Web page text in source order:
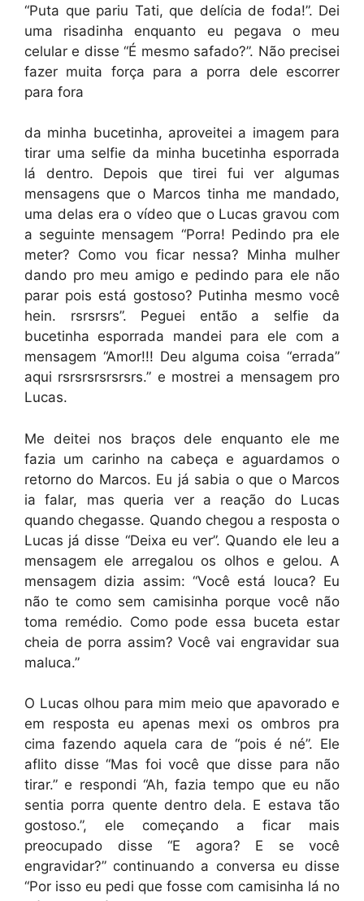
“Puta que pariu Tati, que delícia de foda!”. Dei
uma risadinha enquanto eu pegava o meu
celular e disse “É mesmo safado?”. Não precisei
fazer muita força para a porra dele escorrer
para fora
da minha bucetinha, aproveitei a imagem para
tirar uma selfie da minha bucetinha esporrada
lá dentro. Depois que tirei fui ver algumas
mensagens que o Marcos tinha me mandado,
uma delas era o vídeo que o Lucas gravou com
a seguinte mensagem “Porra! Pedindo pra ele
meter? Como vou ficar nessa? Minha mulher
dando pro meu amigo e pedindo para ele não
parar pois está gostoso? Putinha mesmo você
hein. rsrsrsrs”. Peguei então a selfie da
bucetinha esporrada mandei para ele com a
mensagem “Amor!!! Deu alguma coisa “errada”
aqui rsrsrsrsrsrsrs.” e mostrei a mensagem pro
Lucas.
Me deitei nos braços dele enquanto ele me
fazia um carinho na cabeça e aguardamos o
retorno do Marcos. Eu já sabia o que o Marcos
ia falar, mas queria ver a reação do Lucas
quando chegasse. Quando chegou a resposta o
Lucas já disse “Deixa eu ver”. Quando ele leu a
mensagem ele arregalou os olhos e gelou. A
mensagem dizia assim: “Você está louca? Eu
não te como sem camisinha porque você não
toma remédio. Como pode essa buceta estar
cheia de porra assim? Você vai engravidar sua
maluca.”
O Lucas olhou para mim meio que apavorado e
em resposta eu apenas mexi os ombros pra
cima fazendo aquela cara de “pois é né”. Ele
aflito disse “Mas foi você que disse para não
tirar.” e respondi “Ah, fazia tempo que eu não
sentia porra quente dentro dela. E estava tão
gostoso.”, ele começando a ficar mais
preocupado disse “E agora? E se você
engravidar?” continuando a conversa eu disse
“Por isso eu pedi que fosse com camisinha lá no